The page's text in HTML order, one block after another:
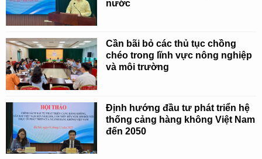
nước
Cần bãi bỏ các thủ tục chồng
chéo trong lĩnh vực nông nghiệp
và môi trường
Định hướng đầu tư phát triển hệ
thống cảng hàng không Việt Nam
đến 2050